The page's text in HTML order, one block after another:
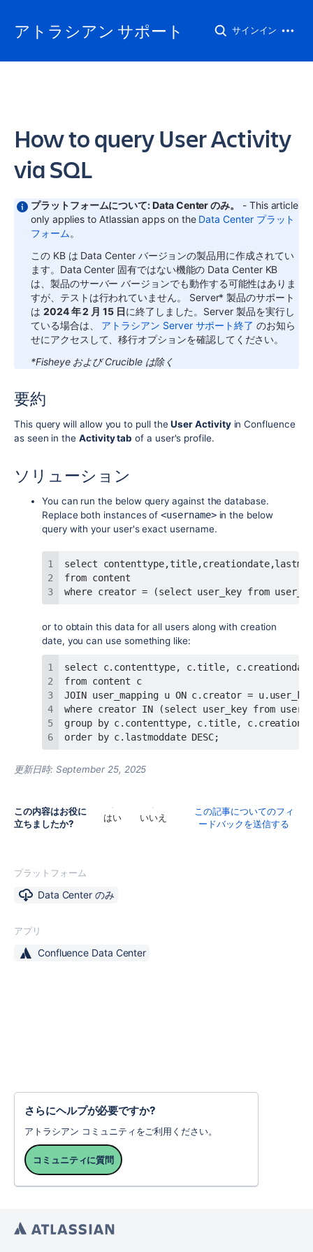
アトラシアン サポート サインイン
How to query User Activity
via SQL
プラットフォームについて: Data Center のみ。
- This article
only applies to Atlassian apps on the Data Center プラット
フォーム。
この KB は Data Center バージョンの製品用に作成されてい
ます。Data Center 固有ではない機能の Data Center KB
は、製品のサーバー バージョンでも動作する可能性はありま
すが、テストは行われていません。 Server* 製品のサポート
は 2024 年 2 月 15 日に終了しました。Server 製品を実行し
ている場合は、
アトラシアン Server サポート終了 のお知ら
せにアクセスして、移行オプションを確認してください。
*Fisheye および Crucible は除く
要約
This query will allow you to pull theUser Activityin Confluence
as seen in the Activity tab of a user's profile.
ソリューション
You can run the below query against the database.
Replace both instances of<username>in the below
query with your user's exact username.
where creator = (select user_key from
or to obtain this data for all users along with creation
date, you can use something like:
order by c.lastmoddate DESC;
更新日時: September 25, 2025
この内容はお役に
立ちましたか?
はい いいえ
この記事についてのフィ
ードバックを送信する
プラットフォーム
Data Center のみ
アプリ
Confluence Data Center
さらにヘルプが必要ですか?
アトラシアン コミュニティをご利用ください。
コミュニティに質問